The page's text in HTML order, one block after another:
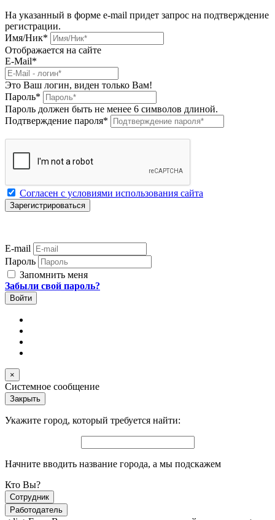
На указанный в форме e-mail придет запрос на подтверждение
регистрации.
Имя/Ник*
Отображается на сайте
E-Mail*
Это Ваш логин, виден только Вам!
Пароль*
Пароль должен быть не менее 6 символов длиной.
Подтверждение пароля*
Согласен с условиями использования сайта
E-mail
Пароль
Запомнить меня
Забыли свой пароль?
×
Системное сообщение
Закрыть
Укажите город, который требуется найти:
Начните вводить название города, а мы подскажем
Кто Вы?
Сотрудник
Работодатель